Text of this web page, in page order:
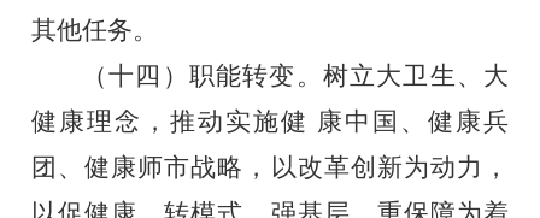
其他任务。
（十四）职能转变。树立大卫生、大
健康理念，推动实施健 康中国、健康兵
团、健康师市战略，以改革创新为动力，